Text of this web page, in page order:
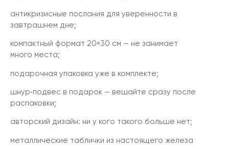
антикризисные послания для уверенности в
завтрашнем дне;
компактный формат 20×30 см — не занимает
много места;
подарочная упаковка уже в комплекте;
шнур‑подвес в подарок — вешайте сразу после
распаковки;
авторский дизайн: ни у кого такого больше нет;
металлические таблички из настоящего железа